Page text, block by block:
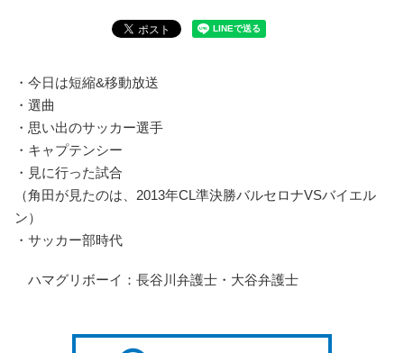
・今日は短縮&移動放送
・選曲
・思い出のサッカー選手
・キャプテンシー
・見に行った試合
（角田が見たのは、2013年CL準決勝バルセロナVSバイエル
ン）
・サッカー部時代
ハマグリボーイ：長谷川弁護士・大谷弁護士